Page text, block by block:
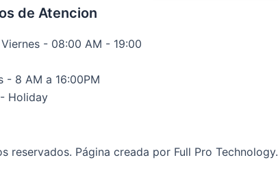
de Atencion
- 08:00 AM - 19:00
- 8 AM a 16:00PM
Holiday
reservados. Página creada por Full Pro Technology.